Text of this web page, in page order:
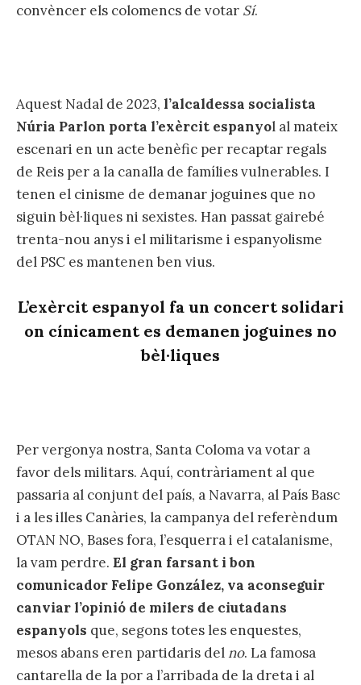
convèncer els colomencs de votar Sí.
Aquest Nadal de 2023, l’alcaldessa socialista
Núria Parlon porta l’exèrcit espanyol al mateix
escenari en un acte benèfic per recaptar regals
de Reis per a la canalla de famílies vulnerables. I
tenen el cinisme de demanar joguines que no
siguin bèl·liques ni sexistes. Han passat gairebé
trenta-nou anys i el militarisme i espanyolisme
del PSC es mantenen ben vius.
L’exèrcit espanyol fa un concert solidari
on cínicament es demanen joguines no
bèl·liques
Per vergonya nostra, Santa Coloma va votar a
favor dels militars. Aquí, contràriament al que
passaria al conjunt del país, a Navarra, al País Basc
i a les illes Canàries, la campanya del referèndum
OTAN NO, Bases fora, l’esquerra i el catalanisme,
la vam perdre. El gran farsant i bon
comunicador Felipe González, va aconseguir
canviar l’opinió de milers de ciutadans
espanyols que, segons totes les enquestes,
mesos abans eren partidaris del no. La famosa
cantarella de la por a l’arribada de la dreta i al